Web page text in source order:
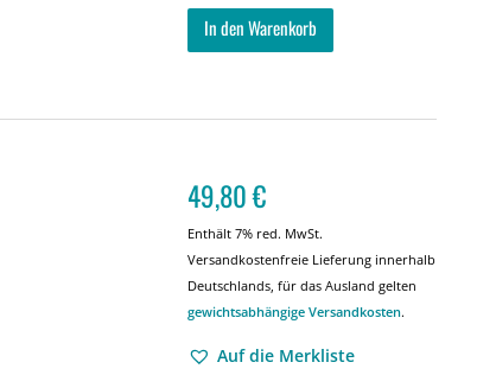
In den Warenkorb
49,80€
Enthält 7% red. MwSt.
Versandkostenfreie Lieferung innerhalb
Deutschlands, für das Ausland gelten
gewichtsabhängige Versandkosten.
Auf die Merkliste